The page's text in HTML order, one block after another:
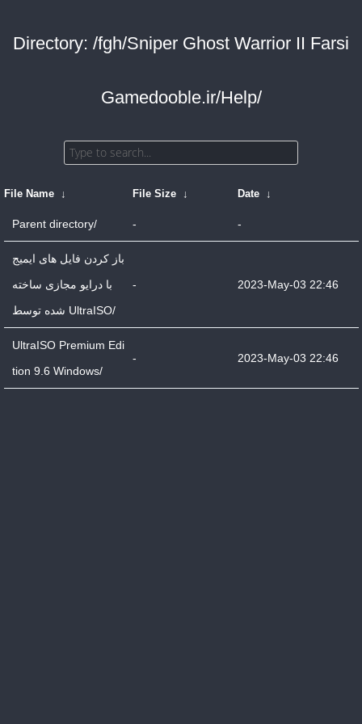
Directory: /fgh/Sniper Ghost Warrior II Farsi
Gamedooble.ir/Help/
File Name ↓ File Size ↓ Date ↓
Parent directory/ - -
باز کردن فایل های ایمیج
با درایو مجازی ساخته
شده توسط UltraISO/
- 2023-May-03 22:46
UltraISO Premium Edi
tion 9.6 Windows/
- 2023-May-03 22:46